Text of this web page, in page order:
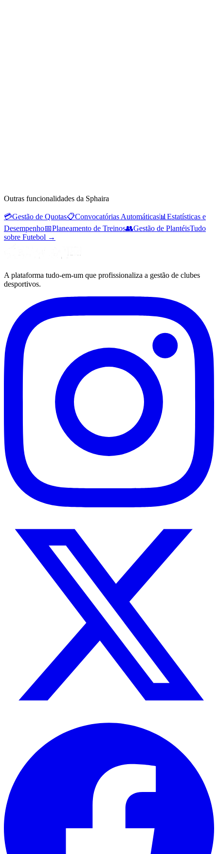
Outras funcionalidades da Sphaira
💳Gestão de Quotas📋Convocatórias Automáticas📊 Estatísticas e
Desempenho📅Planeamento de Treinos👥Gestão de PlantéisTudo
sobre Futebol →
A plataforma tudo-em-um que profissionaliza a gestão de clubes
desportivos.